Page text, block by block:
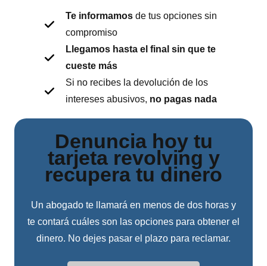
Te informamosde tus opciones sin
compromiso
Llegamos hasta el final sin que te
cueste más
Si no recibes la devolución de los
intereses abusivos, no pagas nada
Denuncia hoy tu
tarjeta revolving y
recupera tu dinero
Un abogado te llamará en menos de dos horas y
te contará cuáles son las opciones para obtener el
dinero. No dejes pasar el plazo para reclamar.